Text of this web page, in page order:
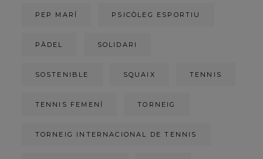
PEP MARÍ PSICÒLEG ESPORTIU
PÀDEL SOLIDARI
SOSTENIBLE SQUAIX TENNIS
TENNIS FEMENÍ TORNEIG
TORNEIG INTERNACIONAL DE TENNIS